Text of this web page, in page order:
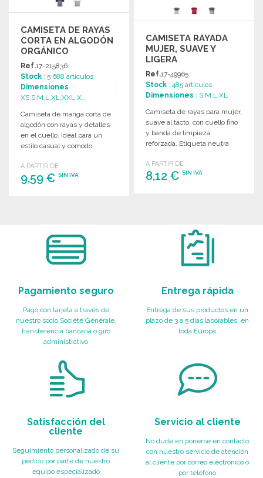
CAMISETA DE RAYAS
CORTA EN ALGODÓN
ORGÁNICO
Ref.17-215836
Stock : 5 688 artículos
Dimensiones :
XS,S,M,L,XL,XXL,X...
Camiseta de manga corta de
algodón con rayas y detalles
en el cuello. Ideal para un
estilo casual y cómodo.
A PARTIR DE
9,59 € SIN IVA
CAMISETA RAYADA
MUJER, SUAVE Y
LIGERA
Ref.17-49965
Stock : 485 artículos
Dimensiones : S,M,L,XL
Camiseta de rayas para mujer,
suave al tacto, con cuello fino
y banda de limpieza
reforzada. Etiqueta neutra
A PARTIR DE
8,12 €SIN IVA
Pagamiento seguro
Pago con tarjeta a través de
nuestro socio Société Générale,
transferencia bancaria o giro
administrativo
Entrega rápida
Entrega de sus productos en un
plazo de 3 a 5 días laborables, en
toda Europa
Satisfacción del
cliente
Seguimiento personalizado de su
pedido por parte de nuestro
equipo especializado
Servicio al cliente
No dude en ponerse en contacto
con nuestro servicio de atención
al cliente por correo electrónico o
por teléfono